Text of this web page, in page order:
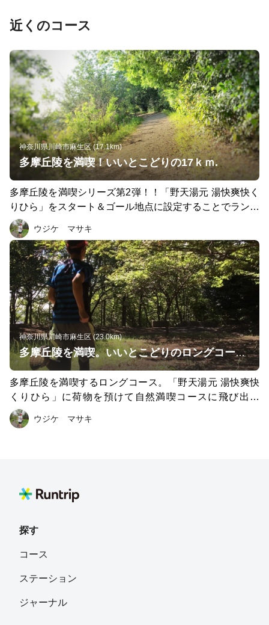
近くのコース
神奈川県川崎市麻生区 (17.1km)
多摩丘陵を満喫！いいとこどりの17ｋｍ.
多摩丘陵を満喫シリーズ第2弾！！「野天湯元 湯快爽快く
りひら」をスタート＆ゴール地点に設定することでランニ
ングの楽しさが倍増します。「～湯快爽快～」に荷物を預
けて自然満喫コースに飛び出そう！鶴川台緑地公園→真光
寺緑地→布田道→ 一本杉公園→小野路→鶴見川沿いロー
ドを気持ちよく走れます。ゴール後に「～湯快爽快～」で
お食事とボディケアメンテナンスもやってしまえばココロ
もカラダもリフレッシュ！！
ウジケ マサキ
神奈川県川崎市麻生区 (23.0km)
多摩丘陵を満喫。いいとこどりのロングコース。
多摩丘陵を満喫するロングコース。「野天湯元 湯快爽快
くりひら」に荷物を預けて自然満喫コースに飛び出そ
う！！スタートして間もなく目の前にトレールが現れま
す。鶴川台緑地公園→真光寺緑地→布田道→よこやまの道
来てしまいます。
ウジケ マサキ
探す
コース
ステーション
ジャーナル